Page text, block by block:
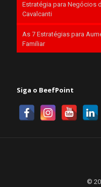
Estratégia para Negócios
Cavalcanti
As 7 Estratégias para
Familiar
Siga o BeefPoint
©